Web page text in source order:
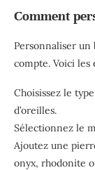
Comment
Personnaliser un
compte. Voici les
Choisissez le
d’oreilles.
Sélectionnez le
Ajoutez une
onyx, rhodonite